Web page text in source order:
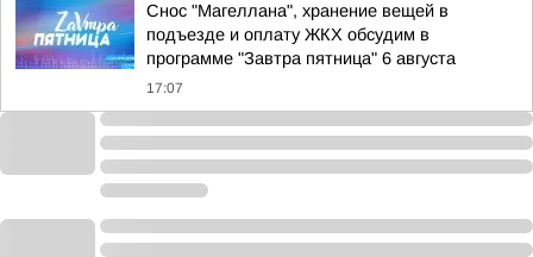
Снос "Магеллана", хранение вещей в
подъезде и оплату ЖКХ обсудим в
программе "Завтра пятница" 6 августа
17:07